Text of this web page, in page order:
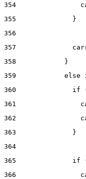
354
355
              }
356
357
358
            }
359
else
360
if
361
362
363
              }
364
365
if
366